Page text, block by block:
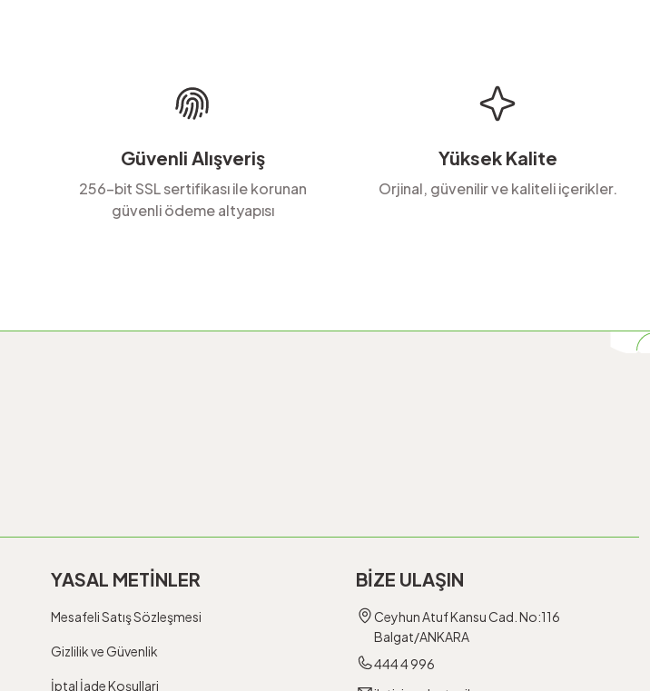
Güvenli Alışveriş
256-bit SSL sertifikası ile korunan
güvenli ödeme altyapısı
Yüksek Kalite
Orjinal, güvenilir ve kaliteli içerikler.
YASAL METİNLER
Mesafeli Satış Sözleşmesi
Gizlilik ve Güvenlik
İptal İade Koşullari
BİZE ULAŞIN
Ceyhun Atuf Kansu Cad. No:116
Balgat/ANKARA
444 4 996